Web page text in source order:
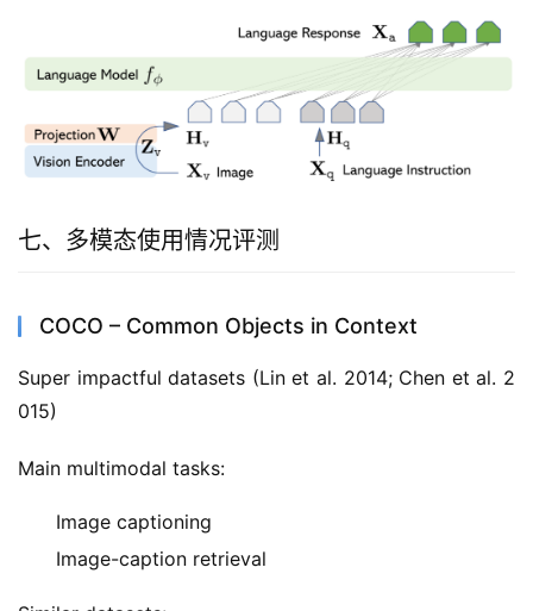
七、多模态使用情况评测
COCO – Common Objects in Context
Super impactful datasets (Lin et al. 2014; Chen et al. 2
015)
Main multimodal tasks:
Image captioning
Image-caption retrieval